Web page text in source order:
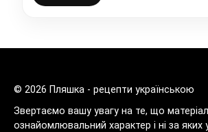
© 2026 Пляшка - рецепти українською
Звертаємо вашу увагу на те, що
ознайомлювальний характер і ні за яких